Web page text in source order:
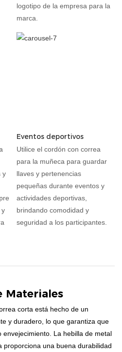
logotipo de la empresa para la
marca.
y
y
Eventos deportivos
Utilice el cordón con correa
para la muñeca para guardar
llaves y pertenencias
pequeñas durante eventos y
actividades deportivas,
brindando comodidad y
seguridad a los participantes.
Materiales
corta está hecho de un
y duradero, lo que garantiza que
envejecimiento. La hebilla de metal
proporciona una buena durabilidad